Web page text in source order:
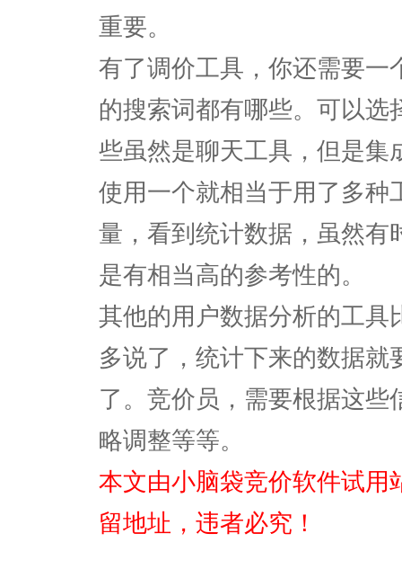
重要。
有了调价工具，你还需要一
的搜索词都有哪些。可以
些虽然是聊天工具，但是集
使用一个就相当于用了多种
量，看到统计数据，虽然有
是有相当高的参考性的。
其他的用户数据分析的工具
多说了，统计下来的数据
了。竞价员，需要根据这
略调整等等。
本文由小脑袋竞价软件试用
留地址，违者必究！